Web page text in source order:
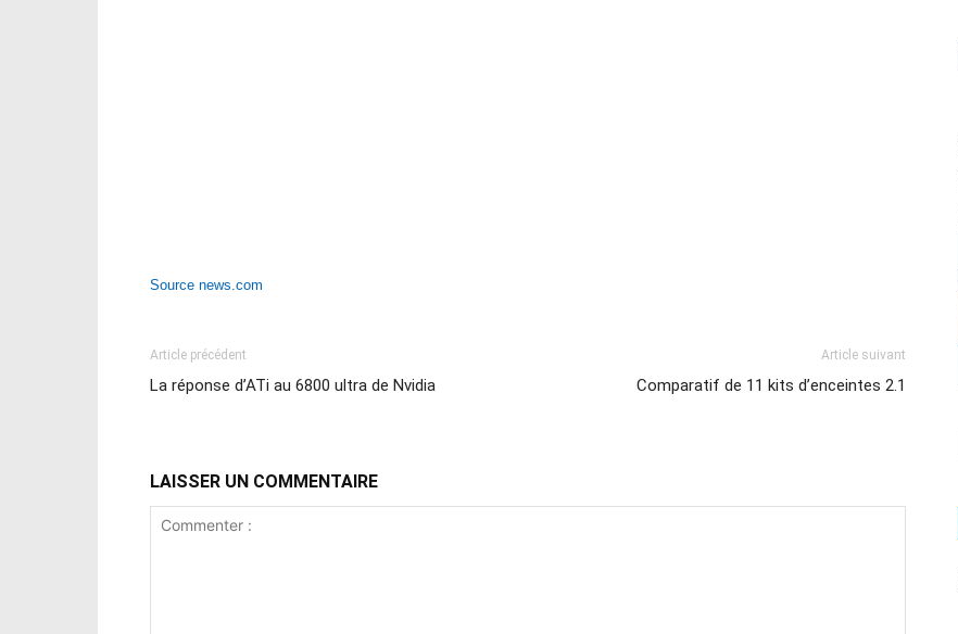
Source news.com
Article précédent
La réponse d’ATi au 6800 ultra de Nvidia
Article suivant
Comparatif de 11 kits d’enceintes 2.1
LAISSER UN COMMENTAIRE